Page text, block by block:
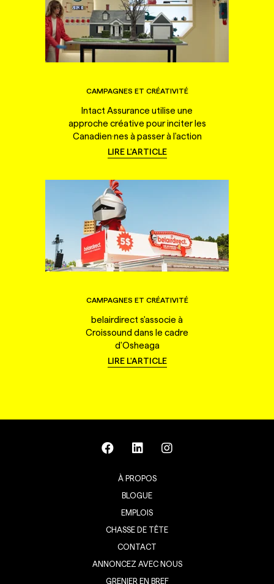
CAMPAGNES ET CRÉATIVITÉ
Intact Assurance utilise une
approche créative pour inciter les
Canadien·nes à passer à l'action
LIRE L'ARTICLE
CAMPAGNES ET CRÉATIVITÉ
belairdirect s'associe à
Croissound dans le cadre
d'Osheaga
LIRE L'ARTICLE
À PROPOS
BLOGUE
EMPLOIS
CHASSE DE TÊTE
CONTACT
ANNONCEZ AVEC NOUS
GRENIER EN BREF